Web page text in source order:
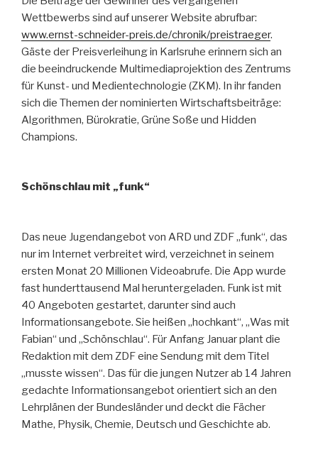
Wettbewerbs sind auf unserer Website abrufbar:
www.ernst-schneider-preis.de/chronik/preistraeger.
Gäste der Preisverleihung in Karlsruhe erinnern sich an
die beeindruckende Multimediaprojektion des Zentrums
für Kunst- und Medientechnologie (ZKM). In ihr fanden
sich die Themen der nominierten Wirtschaftsbeiträge:
Algorithmen, Bürokratie, Grüne Soße und Hidden
Champions.
Schönschlau mit „funk“
Das neue Jugendangebot von ARD und ZDF „funk“, das
nur im Internet verbreitet wird, verzeichnet in seinem
ersten Monat 20 Millionen Videoabrufe. Die App wurde
fast hunderttausend Mal heruntergeladen. Funk ist mit
40 Angeboten gestartet, darunter sind auch
Informationsangebote. Sie heißen „hochkant“, „Was mit
Fabian“ und „Schönschlau“. Für Anfang Januar plant die
Redaktion mit dem ZDF eine Sendung mit dem Titel
„musste wissen“. Das für die jungen Nutzer ab 14 Jahren
gedachte Informationsangebot orientiert sich an den
Lehrplänen der Bundesländer und deckt die Fächer
Mathe, Physik, Chemie, Deutsch und Geschichte ab.